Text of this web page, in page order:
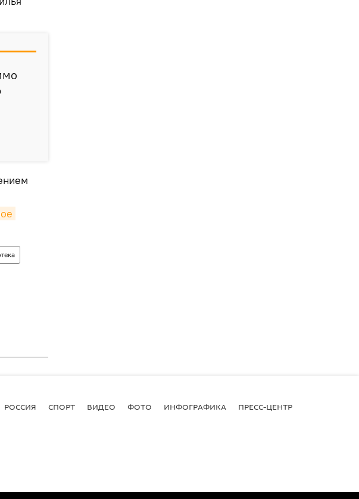
РОССИЯ СПОРТ ВИДЕО ФОТО ИНФОГРАФИКА ПРЕСС-ЦЕНТР